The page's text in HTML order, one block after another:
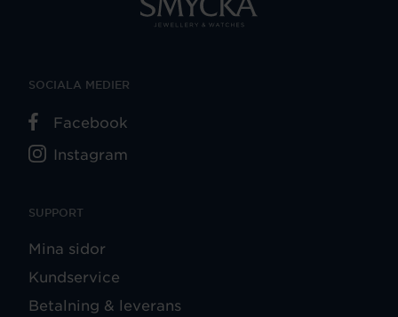
SUPPORT
Mina sidor
Kundservice
Betalning & leverans
SOCIALA MEDIER
Facebook
Instagram